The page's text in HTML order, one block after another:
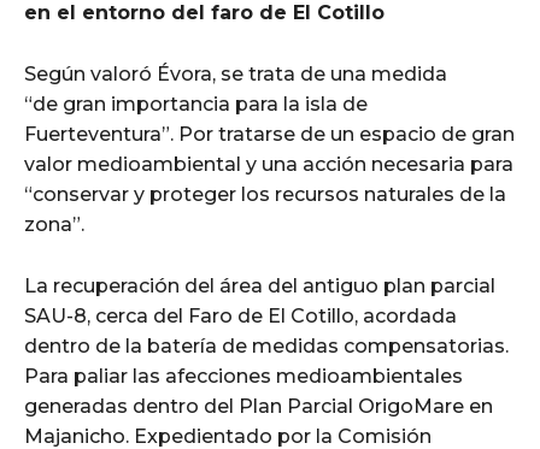
en el entorno del faro de El Cotillo
Según valoró Évora, se trata de una medida
“de gran importancia para la isla de
Fuerteventura”. Por tratarse de un espacio de gran
valor medioambiental y una acción necesaria para
“conservar y proteger los recursos naturales de la
zona”.
La recuperación del área del antiguo plan parcial
SAU-8, cerca del Faro de El Cotillo, acordada
dentro de la batería de medidas compensatorias.
Para paliar las afecciones medioambientales
generadas dentro del Plan Parcial OrigoMare en
Majanicho. Expedientado por la Comisión